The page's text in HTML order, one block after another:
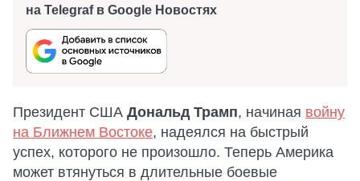
на Telegraf в Google Новостях
Президент США Дональд Трамп, начиная войну
на Ближнем Востоке, надеялся на быстрый
успех, которого не произошло. Теперь Америка
может втянуться в длительные боевые